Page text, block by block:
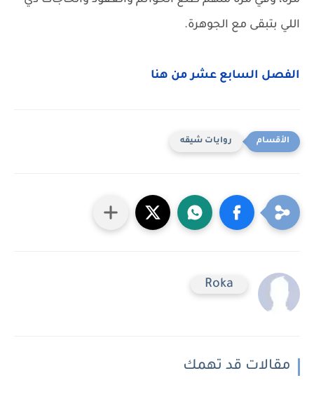
اللي بتبقى مع الجوهرة.
الفصل السابع عشر من هنا
روايات شيقه
Roka
مقالات قد تهمك